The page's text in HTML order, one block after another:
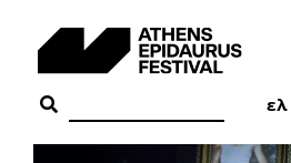
ελ